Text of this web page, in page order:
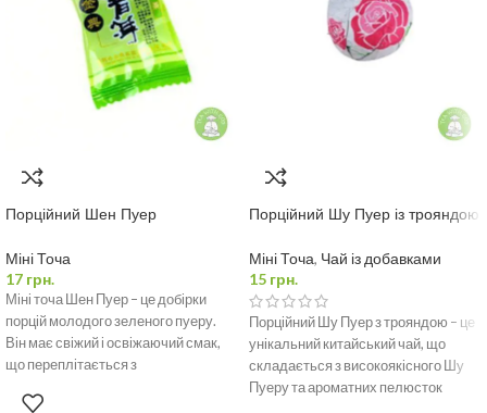
Кожен наступний пролив
Порційний Шен Пуер
Міні Точа
17 грн.
Міні точа Шен Пуер – це добірки
порцій молодого зеленого пуеру.
Він має свіжий і освіжаючий смак,
що переплітається з
Порційний Шу Пуер із трояндою
Міні Точа, Чай із добавками
15 грн.
Порційний Шу Пуер з трояндою – це
унікальний китайський чай, що
складається з високоякісного Шу
Пуеру та ароматних пелюсток